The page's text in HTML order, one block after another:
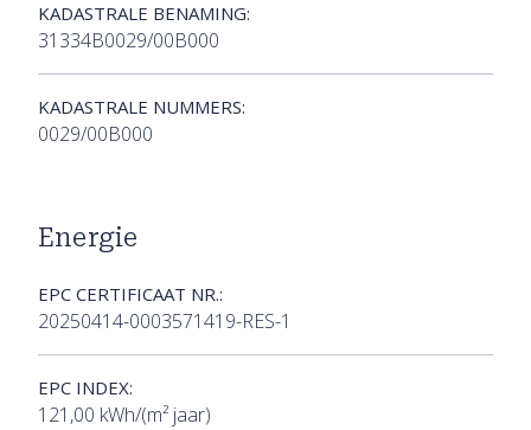
KADASTRALE BENAMING:
31334B0029/00B000
KADASTRALE NUMMERS:
0029/00B000
Energie
EPC CERTIFICAAT NR.:
20250414-0003571419-RES-1
EPC INDEX:
121,00 kWh/(m² jaar)